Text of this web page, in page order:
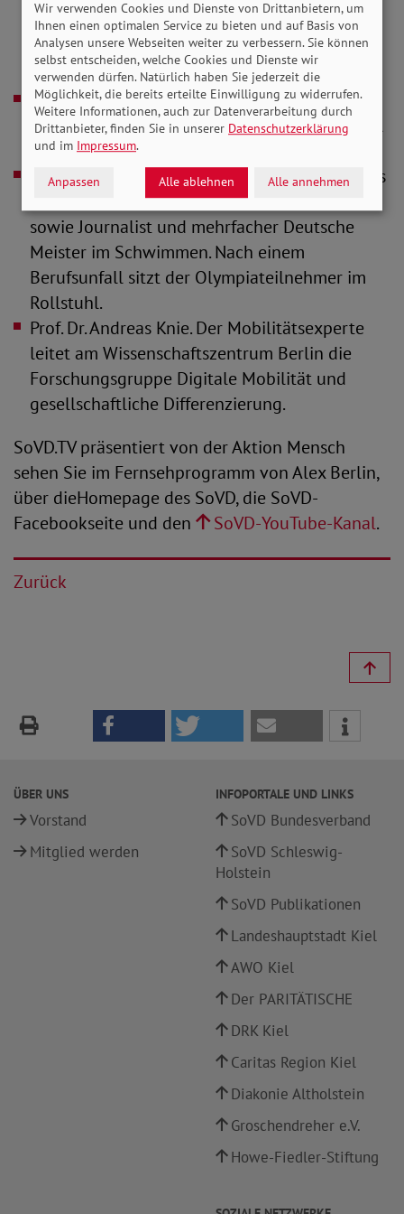
Grünen im Bundestag und ist in ihrer Fraktion
Berichterstatterin für Behindertenpolitik und
Sozialhilfe.
Constantin Grosch. Der Inklusionsaktivist
kandidiert bei der anstehenden Landtagswahl
in Niedersachsen für die SPD.
Dominik Peter. Er ist Vorstandsvorsitzender des
Paritätischen Wohlfahrtsverbandes Berlin
sowie Journalist und mehrfacher Deutsche
Meister im Schwimmen. Nach einem
Berufsunfall sitzt der Olympiateilnehmer im
Rollstuhl.
Prof. Dr. Andreas Knie. Der Mobilitätsexperte
leitet am Wissenschaftszentrum Berlin die
Forschungsgruppe Digitale Mobilität und
gesellschaftliche Differenzierung.
SoVD.TV präsentiert von der Aktion Mensch
sehen Sie im Fernsehprogramm von Alex Berlin,
über dieHomepage des SoVD, die SoVD-
Facebookseite und den
SoVD-YouTube-Kanal.
Zurück
ÜBER UNS
Vorstand
Mitglied werden
INFOPORTALE UND LINKS
SoVD Bundesverband
SoVD Schleswig-
Holstein
SoVD Publikationen
Landeshauptstadt Kiel
AWO Kiel
Der PARITÄTISCHE
DRK Kiel
Caritas Region Kiel
Diakonie Altholstein
Groschendreher e.V.
Howe-Fiedler-Stiftung
Wir verwenden Cookies und Dienste von Drittanbietern, um
Ihnen einen optimalen Service zu bieten und auf Basis von
Analysen unsere Webseiten weiter zu verbessern. Sie können
selbst entscheiden, welche Cookies und Dienste wir
verwenden dürfen. Natürlich haben Sie jederzeit die
Möglichkeit, die bereits erteilte Einwilligung zu widerrufen.
Weitere Informationen, auch zur Datenverarbeitung durch
Drittanbieter, finden Sie in unserer Datenschutzerklärung
und im Impressum.
Anpassen Alle ablehnen Alle annehmen